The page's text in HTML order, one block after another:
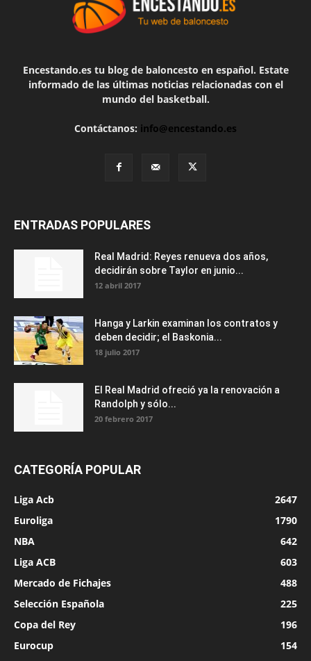
Encestando.es tu blog de baloncesto en español. Estate
informado de las últimas noticias relacionadas con el
mundo del basketball.
Contáctanos: info@encestando.es
ENTRADAS POPULARES
Real Madrid: Reyes renueva dos años,
decidirán sobre Taylor en junio...
12 abril 2017
Hanga y Larkin examinan los contratos y
deben decidir; el Baskonia...
18 julio 2017
El Real Madrid ofreció ya la renovación a
Randolph y sólo...
20 febrero 2017
CATEGORÍA POPULAR
Liga Acb
2647
Euroliga
1790
NBA
642
Liga ACB
603
Mercado de Fichajes
488
Selección Española
225
Copa del Rey
196
Eurocup
154